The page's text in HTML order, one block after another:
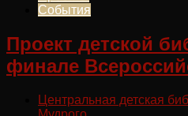
События
Проект детской
финале
Центральная детская